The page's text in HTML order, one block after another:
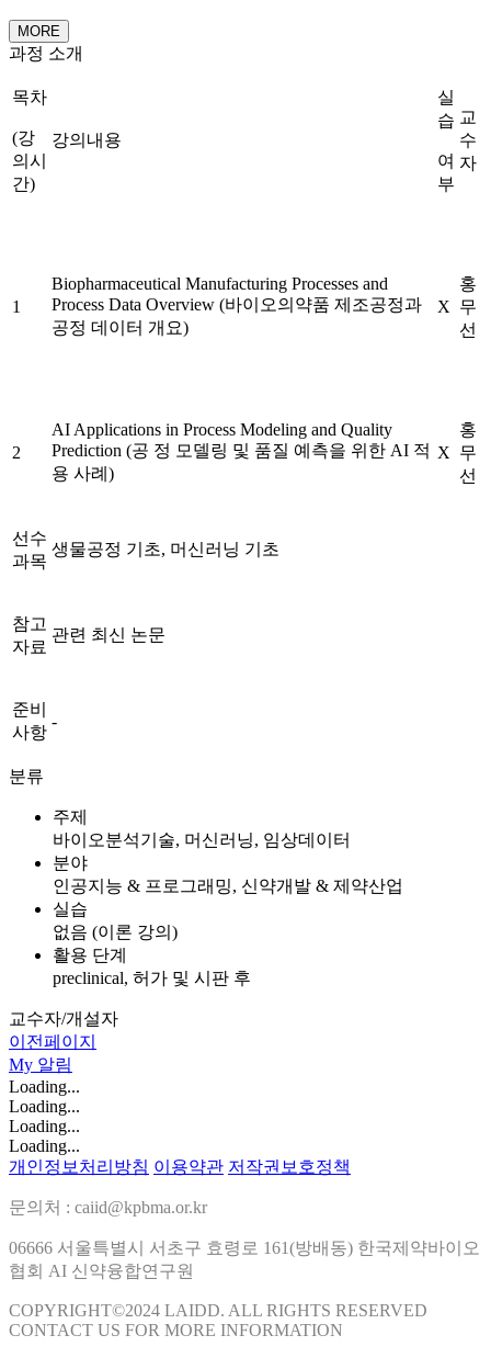
MORE
과정 소개
목차
(강
의시
간)
강의내용
실
습
여
부
교
수
자
1
Biopharmaceutical Manufacturing Processes and
Process Data Overview (바이오의약품 제조공정과
공정 데이터 개요)
X
홍
무
선
2
AI Applications in Process Modeling and Quality
Prediction (공 정 모델링 및 품질 예측을 위한 AI 적
용 사례)
X
홍
무
선
선수
과목
생물공정 기초, 머신러닝 기초
참고
자료
관련 최신 논문
준비
사항
-
분류
주제
바이오분석기술, 머신러닝, 임상데이터
분야
인공지능 & 프로그래밍, 신약개발 & 제약산업
실습
없음 (이론 강의)
활용 단계
preclinical, 허가 및 시판 후
교수자/개설자
이전페이지
My 알림
Loading...
Loading...
Loading...
Loading...
개인정보처리방침 이용약관 저작권보호정책
문의처 : caiid@kpbma.or.kr
06666 서울특별시 서초구 효령로 161(방배동) 한국제약바이오
협회 AI 신약융합연구원
COPYRIGHT©2024 LAIDD. ALL RIGHTS RESERVED
CONTACT US FOR MORE INFORMATION